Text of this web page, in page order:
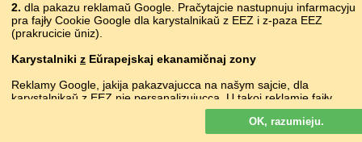
691 – žaroŭka
2. dla pakazu reklamaŭ Google. Pračytajcie nastupnuju infarmacyju
pra fajły Cookie Google dla karystalnikaŭ z EEZ i z-paza EEZ
(prakrucicie ŭniz).
Karystalniki z Eŭrapejskaj ekanamičnaj zony
Reklamy Google, jakija pakazvajucca na našym sajcie, dla
karystalnikaŭ z EEZ nie persanalizujucca. U takoj reklamie fajły
cookie nie vykarystoŭvajucca dla persanalizacyi abjavaŭ, ale słužać
dla abmiežavańnia častaty pakazaŭ, padrych­toŭki zvodnych
spravazdač, a taksama dla abarony ad machlarstva i złoŭžyvańnia.
OK, razumieju.